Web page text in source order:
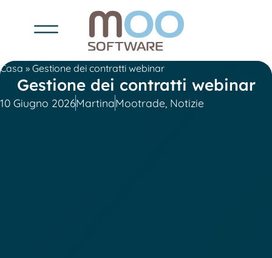
Casa » Gestione dei contratti webinar
Gestione dei contratti webinar
10 Giugno 2026MartinaMootrade Notizie